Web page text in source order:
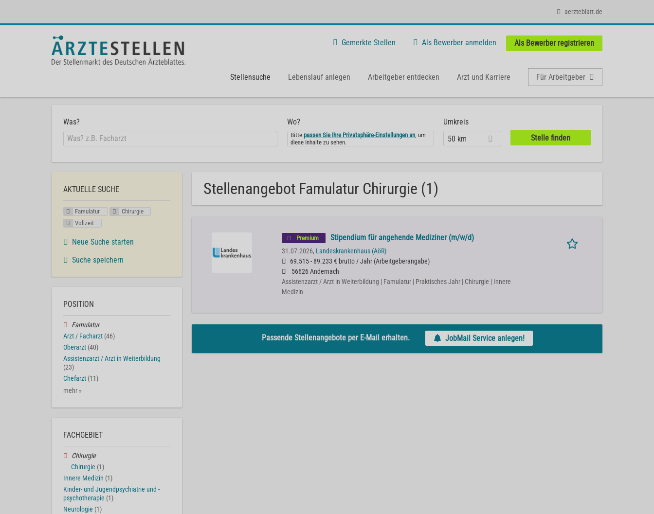
aerzteblatt.de
Gemerkte Stellen Als Bewerber anmelden Als Bewerber registrieren
Stellensuche Lebenslauf anlegen Arbeitgeber entdecken Arzt und Karriere Für Arbeitgeber
Was? Wo?
Bittepassen Sie Ihre Privatsphäre-Einstellungen an, um
diese Inhalte zu sehen.
Umkreis
50 km
Stellenangebot Famulatur Chirurgie (1)
Premium Stipendium für angehende Mediziner (m/w/d)
31.07.2026, Landeskrankenhaus (AöR)
69.515 - 89.233 € brutto / Jahr (Arbeitgeberangabe)
56626 Andernach
Assistenzarzt / Arzt in Weiterbildung | Famulatur | Praktisches Jahr | Chirurgie | Innere
Medizin
Passende Stellenangebote per E-Mail erhalten. JobMail Service anlegen!
AKTUELLE SUCHE
Famulatur
Chirurgie
Vollzeit
Neue Suche starten
Suche speichern
POSITION
Famulatur
Arzt / Facharzt (46)
Oberarzt (40)
Assistenzarzt / Arzt in Weiterbildung
(23)
Chefarzt (11)
mehr »
FACHGEBIET
Chirurgie
Chirurgie (1)
Innere Medizin (1)
Kinder- und Jugendpsychiatrie und -
psychotherapie (1)
Neurologie (1)